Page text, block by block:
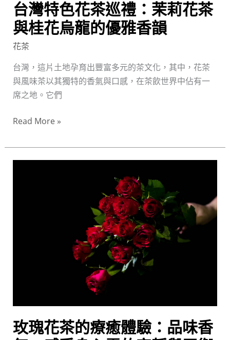
台灣特色花茶巡禮：茉莉花茶
與桂花烏龍的優雅香韻
花茶
台灣，這片土地孕育出豐富多元的茶文化，其中，花茶
與風味茶以其獨特的香氣與口感，在茶飲世界中佔有一
席之地。它們
茶
與
桂
花
烏
龍
的
雅
韻
Read More »
玫瑰花茶的療癒體驗：品味香
味
香
氣，